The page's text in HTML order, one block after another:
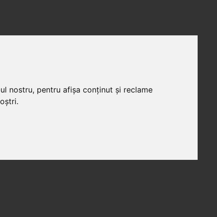
nostru, pentru afișa conținut și reclame